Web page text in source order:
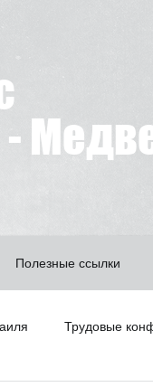
Полезные ссылки
Трудовые